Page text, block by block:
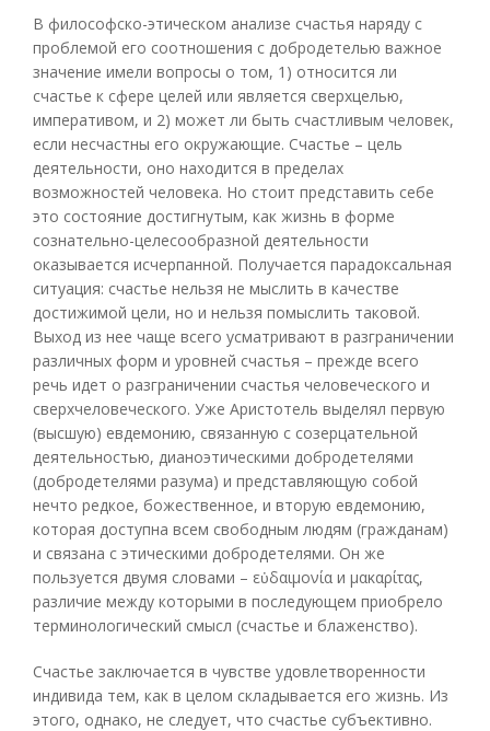
В философско-этическом анализе счастья наряду с
проблемой его соотношения с добродетелью важное
значение имели вопросы о том, 1) относится ли
счастье к сфере целей или является сверхцелью,
императивом, и 2) может ли быть счастливым человек,
если несчастны его окружающие. Счастье – цель
деятельности, оно находится в пределах
возможностей человека. Но стоит представить себе
это состояние достигнутым, как жизнь в форме
сознательно-целесообразной деятельности
оказывается исчерпанной. Получается парадоксальная
ситуация: счастье нельзя не мыслить в качестве
достижимой цели, но и нельзя помыслить таковой.
Выход из нее чаще всего усматривают в разграничении
различных форм и уровней счастья – прежде всего
речь идет о разграничении счастья человеческого и
сверхчеловеческого. Уже Аристотель выделял первую
(высшую) евдемонию, связанную с созерцательной
деятельностью, дианоэтическими добродетелями
(добродетелями разума) и представляющую собой
нечто редкое, божественное, и вторую евдемонию,
которая доступна всем свободным людям (гражданам)
и связана с этическими добродетелями. Он же
пользуется двумя словами – εὐδαιμονία и μακαρίτας,
различие между которыми в последующем приобрело
терминологический смысл (счастье и блаженство).
Счастье заключается в чувстве удовлетворенности
индивида тем, как в целом складывается его жизнь. Из
этого, однако, не следует, что счастье субъективно.